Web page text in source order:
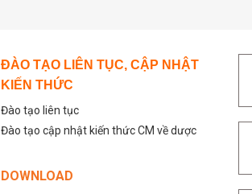
ĐÀO TẠO LIÊN TỤC, CẬP NHẬT
KIẾN THỨC
Đào tạo liên tục
Đào tạo cập nhật kiến thức CM về dược
DOWNLOAD